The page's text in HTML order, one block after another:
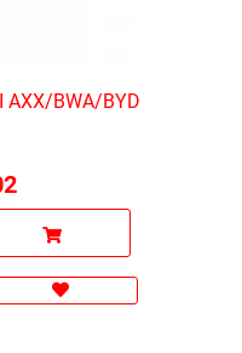
AXX/BWA/BYD